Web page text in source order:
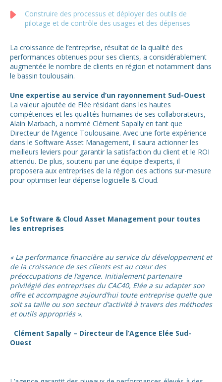
Construire des processus et déployer des outils de
pilotage et de contrôle des usages et des dépenses
La croissance de l’entreprise, résultat de la qualité des
performances obtenues pour ses clients, a considérablement
augmentée le nombre de clients en région et notamment dans
le bassin toulousain.
Une expertise au service d’un rayonnement Sud-Ouest
La valeur ajoutée de Elée résidant dans les hautes
compétences et les qualités humaines de ses collaborateurs,
Alain Marbach, a nommé Clément Sapally en tant que
Directeur de l’Agence Toulousaine. Avec une forte expérience
dans le Software Asset Management, il saura actionner les
meilleurs leviers pour garantir la satisfaction du client et le ROI
attendu. De plus, soutenu par une équipe d’experts, il
proposera aux entreprises de la région des actions sur-mesure
pour optimiser leur dépense logicielle & Cloud.
Le Software & Cloud Asset Management pour toutes
les entreprises
« La performance financière au service du développement et
de la croissance de ses clients est au cœur des
préoccupations de l’agence. Initialement partenaire
privilégié des entreprises du CAC40, Elée a su adapter son
offre et accompagne aujourd’hui toute entreprise quelle que
soit sa taille ou son secteur d’activité à travers des méthodes
et outils appropriés ».
Clément Sapally – Directeur de l’Agence Elée Sud-
Ouest